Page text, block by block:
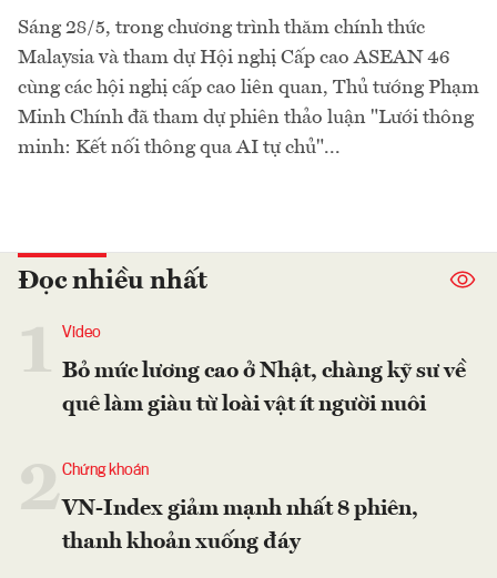
Sáng 28/5, trong chương trình thăm chính thức
Malaysia và tham dự Hội nghị Cấp cao ASEAN 46
cùng các hội nghị cấp cao liên quan, Thủ tướng Phạm
Minh Chính đã tham dự phiên thảo luận "Lưới thông
minh: Kết nối thông qua AI tự chủ"...
Đọc nhiều nhất
Video
Bỏ mức lương cao ở Nhật, chàng kỹ sư về
quê làm giàu từ loài vật ít người nuôi
2Chứng khoán
VN-Index giảm mạnh nhất 8 phiên,
thanh khoản xuống đáy